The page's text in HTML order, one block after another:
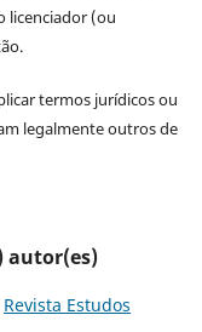
licenciador (ou
termos jurídicos ou
legalmente outros de
autor(es)
Revista Estudos